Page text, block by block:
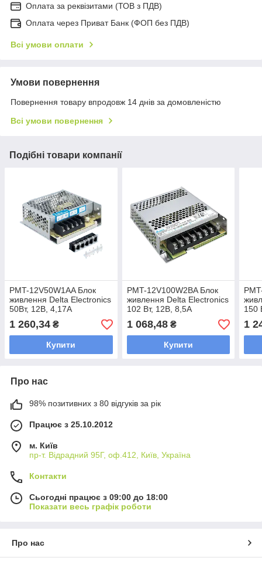
Оплата за реквізитами (ТОВ з ПДВ)
Оплата через Приват Банк (ФОП без ПДВ)
Всі умови оплати
Умови повернення
Повернення товару впродовж 14 днів за домовленістю
Всі умови повернення
Подібні товари компанії
PMT-12V50W1AA Блок
живлення Delta Electronics
50Вт, 12В, 4,17A
1 260,34 ₴
Купити
PMT-12V100W2BA Блок
живлення Delta Electronics
102 Вт, 12В, 8,5A
1 068,48₴
Купити
150
1
Про нас
98% позитивних з 80 відгуків за рік
Працює з 25.10.2012
м. Київ
пр-т. Відрадний 95Г, оф.412, Київ, Україна
Контакти
Сьогодні працює з 09:00 до 18:00
Показати весь графік роботи
Про нас